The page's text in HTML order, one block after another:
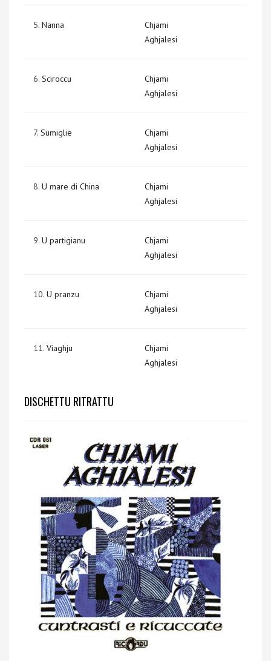
5. Nanna
Chjami
Aghjalesi
6. Sciroccu
Chjami
Aghjalesi
7. Sumiglie
Chjami
Aghjalesi
8. U mare di China
Chjami
Aghjalesi
9. U partigianu
Chjami
Aghjalesi
10. U pranzu
Chjami
Aghjalesi
11. Viaghju
Chjami
Aghjalesi
DISCHETTU RITRATTU